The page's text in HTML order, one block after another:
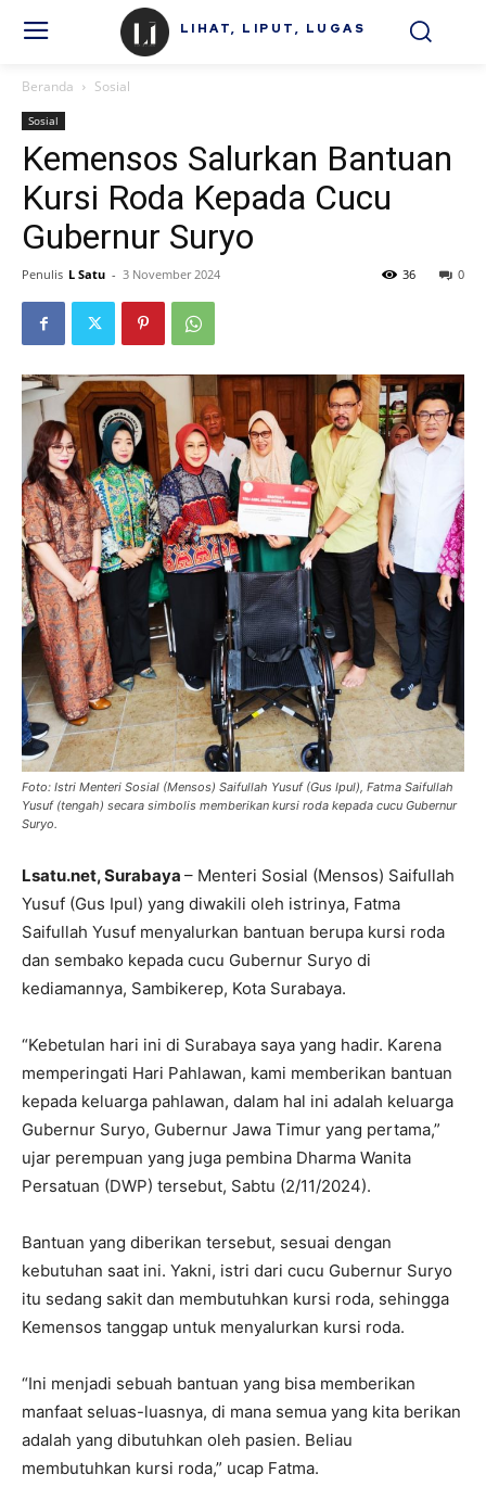
LIHAT, LIPUT, LUGAS
Beranda Sosial
Sosial
Kemensos Salurkan Bantuan
Kursi Roda Kepada Cucu
Gubernur Suryo
Penulis L Satu - 3 November 2024 0
36
Foto: Istri Menteri Sosial (Mensos) Saifullah Yusuf (Gus Ipul), Fatma Saifullah
Yusuf (tengah) secara simbolis memberikan kursi roda kepada cucu Gubernur
Suryo.
Lsatu.net, Surabaya – Menteri Sosial (Mensos) Saifullah
Yusuf (Gus Ipul) yang diwakili oleh istrinya, Fatma
Saifullah Yusuf menyalurkan bantuan berupa kursi roda
dan sembako kepada cucu Gubernur Suryo di
kediamannya, Sambikerep, Kota Surabaya.
“Kebetulan hari ini di Surabaya saya yang hadir. Karena
memperingati Hari Pahlawan, kami memberikan bantuan
kepada keluarga pahlawan, dalam hal ini adalah keluarga
Gubernur Suryo, Gubernur Jawa Timur yang pertama,”
ujar perempuan yang juga pembina Dharma Wanita
Persatuan (DWP) tersebut, Sabtu (2/11/2024).
Bantuan yang diberikan tersebut, sesuai dengan
kebutuhan saat ini. Yakni, istri dari cucu Gubernur Suryo
itu sedang sakit dan membutuhkan kursi roda, sehingga
Kemensos tanggap untuk menyalurkan kursi roda.
“Ini menjadi sebuah bantuan yang bisa memberikan
manfaat seluas-luasnya, di mana semua yang kita berikan
adalah yang dibutuhkan oleh pasien. Beliau
membutuhkan kursi roda,” ucap Fatma.